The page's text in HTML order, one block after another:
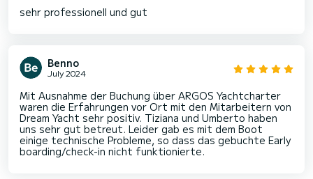
sehr professionell und gut
Benno
July 2024
Mit Ausnahme der Buchung über ARGOS Yachtcharter
waren die Erfahrungen vor Ort mit den Mitarbeitern von
Dream Yacht sehr positiv. Tiziana und Umberto haben
uns sehr gut betreut. Leider gab es mit dem Boot
einige technische Probleme, so dass das gebuchte Early
boarding/check-in nicht funktionierte.